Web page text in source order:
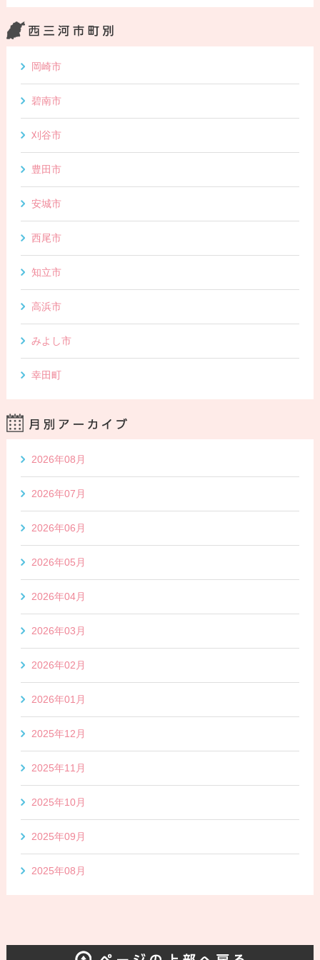
岡崎市
碧南市
刈谷市
豊田市
安城市
西尾市
知立市
高浜市
みよし市
幸田町
2026年08月
2026年07月
2026年06月
2026年05月
2026年04月
2026年03月
2026年02月
2026年01月
2025年12月
2025年11月
2025年10月
2025年09月
2025年08月